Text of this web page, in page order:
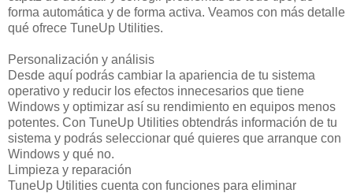
forma automática y de forma activa. Veamos con más detalle
qué ofrece TuneUp Utilities.
Personalización y análisis
Desde aquí podrás cambiar la apariencia de tu sistema
operativo y reducir los efectos innecesarios que tiene
Windows y optimizar así su rendimiento en equipos menos
potentes. Con TuneUp Utilities obtendrás información de tu
sistema y podrás seleccionar qué quieres que arranque con
Windows y qué no.
Limpieza y reparación
TuneUp Utilities cuenta con funciones para eliminar